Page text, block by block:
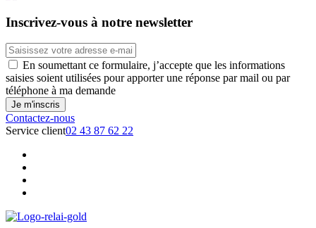
Inscrivez-vous à notre newsletter
En soumettant ce formulaire, j’accepte que les informations
saisies soient utilisées pour apporter une réponse par mail ou par
téléphone à ma demande
Contactez-nous
Service client02 43 87 62 22